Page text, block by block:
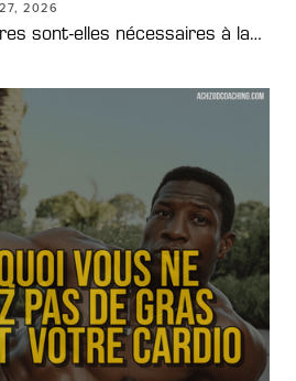
27, 2026
sont-elles nécessaires à la…